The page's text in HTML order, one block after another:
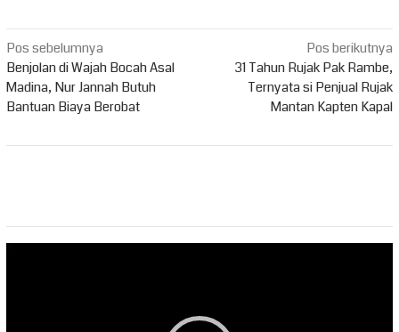
Navigasi
pos
Pos sebelumnya
Benjolan di Wajah Bocah Asal
Madina, Nur Jannah Butuh
Bantuan Biaya Berobat
Pos berikutnya
31 Tahun Rujak Pak Rambe,
Ternyata si Penjual Rujak
Mantan Kapten Kapal